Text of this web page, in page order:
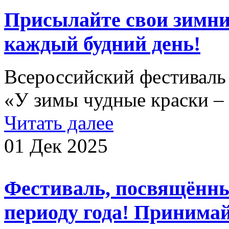
Присылайте свои
каждый будний день!
Всероссийский
«У зимы чудные краски –
Читать далее
01 Дек 2025
Фестиваль,
периоду года!